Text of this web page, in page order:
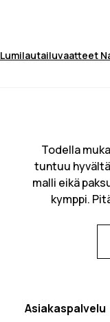
Lumilautailuvaatteet
Todella
tuntuu
malli eikä
kymppi.
Asiakaspalvelu